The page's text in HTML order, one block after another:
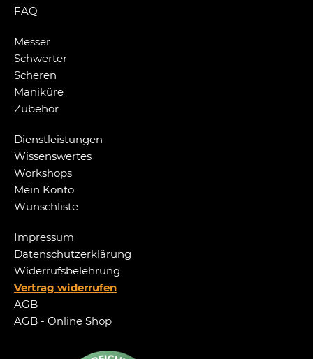
FAQ
Messer
Schwerter
Scheren
Maniküre
Zubehör
Dienstleistungen
Wissenswertes
Workshops
Mein Konto
Wunschliste
Impressum
Datenschutzerklärung
Widerrufsbelehrung
Vertrag widerrufen
AGB
AGB - Online Shop